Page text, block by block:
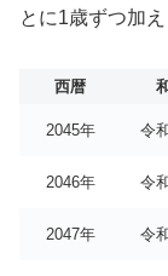
とに1歳ずつ加え
西暦
2045年 令
2046年 令
2047年 令